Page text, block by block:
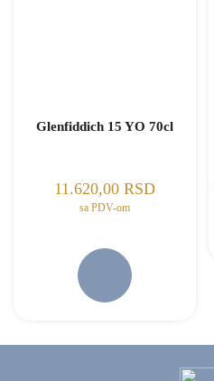
Glenfiddich 15 YO 70cl
11.620,00 RSD
sa PDV-om